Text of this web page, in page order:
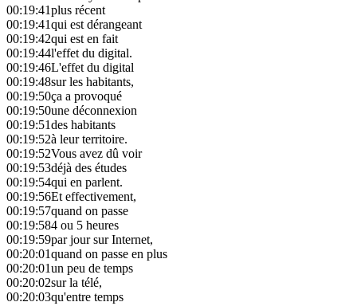
00:19:41plus récent
00:19:41qui est dérangeant
00:19:42qui est en fait
00:19:44l'effet du digital.
00:19:46L'effet du digital
00:19:48sur les habitants,
00:19:50ça a provoqué
00:19:50une déconnexion
00:19:51des habitants
00:19:52à leur territoire.
00:19:52Vous avez dû voir
00:19:53déjà des études
00:19:54qui en parlent.
00:19:56Et effectivement,
00:19:57quand on passe
00:19:584 ou 5 heures
00:19:59par jour sur Internet,
00:20:01quand on passe en plus
00:20:01un peu de temps
00:20:02sur la télé,
00:20:03qu'entre temps